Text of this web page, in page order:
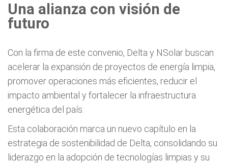
Una alianza con visión de
futuro
Con la firma de este convenio, Delta y NSolar buscan
acelerar la expansión de proyectos de energía limpia,
promover operaciones más eficientes, reducir el
impacto ambiental y fortalecer la infraestructura
energética del país.
Esta colaboración marca un nuevo capítulo en la
estrategia de sostenibilidad de Delta, consolidando su
liderazgo en la adopción de tecnologías limpias y su